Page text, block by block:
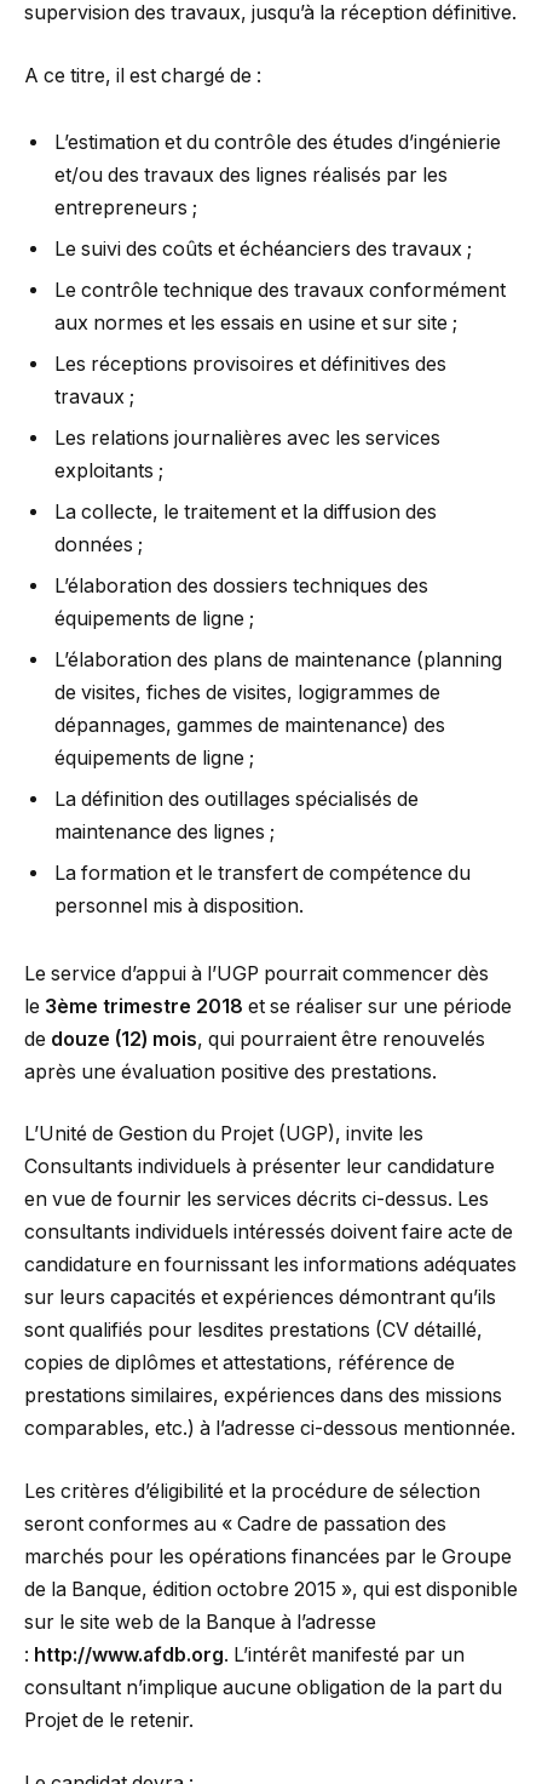
supervision des travaux, jusqu’à la réception définitive.
A ce titre, il est chargé de :
L’estimation et du contrôle des études d’ingénierie
et/ou des travaux des lignes réalisés par les
entrepreneurs ;
Le suivi des coûts et échéanciers des travaux ;
Le contrôle technique des travaux conformément
aux normes et les essais en usine et sur site ;
Les réceptions provisoires et définitives des
travaux ;
Les relations journalières avec les services
exploitants ;
La collecte, le traitement et la diffusion des
données ;
L’élaboration des dossiers techniques des
équipements de ligne ;
L’élaboration des plans de maintenance (planning
de visites, fiches de visites, logigrammes de
dépannages, gammes de maintenance) des
équipements de ligne ;
La définition des outillages spécialisés de
maintenance des lignes ;
La formation et le transfert de compétence du
personnel mis à disposition.
Le service d’appui à l’UGP pourrait commencer dès
le 3ème trimestre 2018 et se réaliser sur une période
de douze (12) mois, qui pourraient être renouvelés
après une évaluation positive des prestations.
L’Unité de Gestion du Projet (UGP), invite les
Consultants individuels à présenter leur candidature
en vue de fournir les services décrits ci-dessus. Les
consultants individuels intéressés doivent faire acte de
candidature en fournissant les informations adéquates
sur leurs capacités et expériences démontrant qu’ils
sont qualifiés pour lesdites prestations (CV détaillé,
copies de diplômes et attestations, référence de
prestations similaires, expériences dans des missions
comparables, etc.) à l’adresse ci-dessous mentionnée.
Les critères d’éligibilité et la procédure de sélection
seront conformes au « Cadre de passation des
marchés pour les opérations financées par le Groupe
de la Banque, édition octobre 2015 », qui est disponible
sur le site web de la Banque à l’adresse
: http://www.afdb.org. L’intérêt manifesté par un
consultant n’implique aucune obligation de la part du
Projet de le retenir.